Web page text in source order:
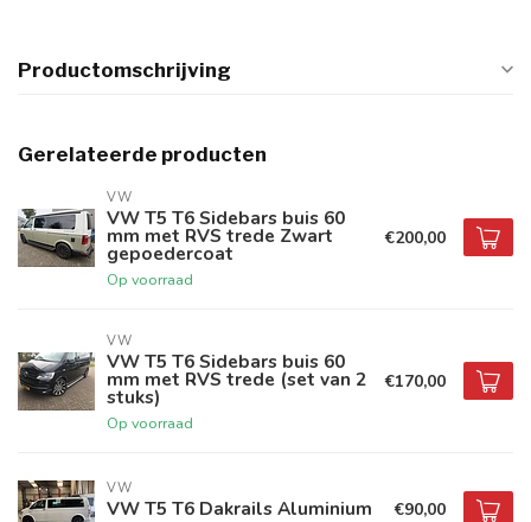
Productomschrijving
Gerelateerde producten
VW
VW T5 T6 Sidebars buis 60
mm met RVS trede Zwart
gepoedercoat
Op voorraad
€200,00
VW
VW T5 T6 Sidebars buis 60
mm met RVS trede (set van 2
stuks)
Op voorraad
€170,00
VW
VW T5 T6 Dakrails Aluminium €90,00